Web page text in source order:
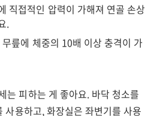
직접적인 압력이 가해져 연골 손상
.
무릎에 체중의 10배 이상 충격이 가
는 피하는 게 좋아요. 바닥 청소를
사용하고, 화장실은 좌변기를 사용